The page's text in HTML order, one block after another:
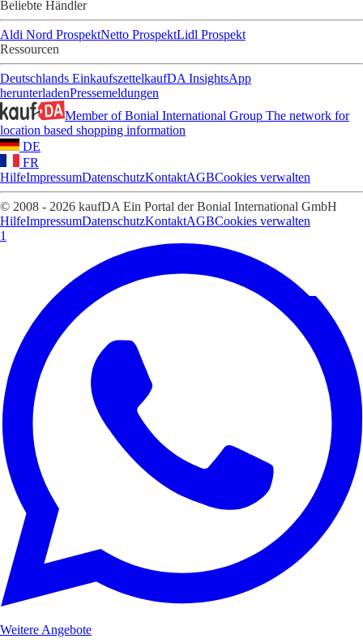
Beliebte Händler
Aldi Nord ProspektNetto ProspektLidl Prospekt
Ressourcen
Deutschlands EinkaufszettelkaufDA InsightsApp
herunterladenPressemeldungen
Member of Bonial International Group The network for
location based shopping information
DE
FR
HilfeImpressumDatenschutzKontaktAGBCookies verwalten
© 2008 - 2026 kaufDA Ein Portal der Bonial International GmbH
HilfeImpressumDatenschutzKontaktAGBCookies verwalten
1
Weitere Angebote